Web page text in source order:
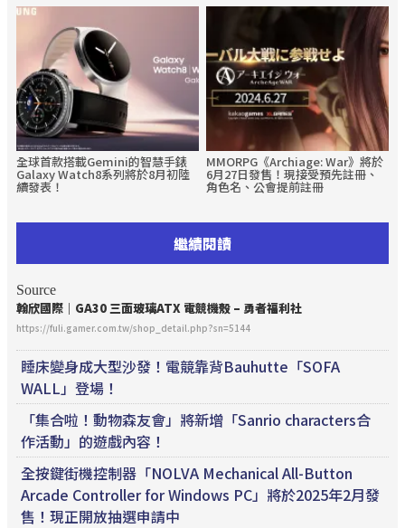
全球首款搭載Gemini的智慧手錶
Galaxy Watch8系列將於8月初陸
續發表！
MMORPG《Archiage: War》將於
6月27日發售！現接受預先註冊、
角色名、公會提前註冊
繼續閱讀
Source
翰欣國際｜GA30 三面玻璃ATX 電競機殼 – 勇者福利社
https://fuli.gamer.com.tw/shop_detail.php?sn=5144
睡床變身成大型沙發！電競靠背Bauhutte「SOFA
WALL」登場！
「集合啦！動物森友會」將新增「Sanrio characters合
作活動」的遊戲內容！
全按鍵街機控制器「NOLVA Mechanical All-Button
Arcade Controller for Windows PC」將於2025年2月發
售！現正開放抽選申請中